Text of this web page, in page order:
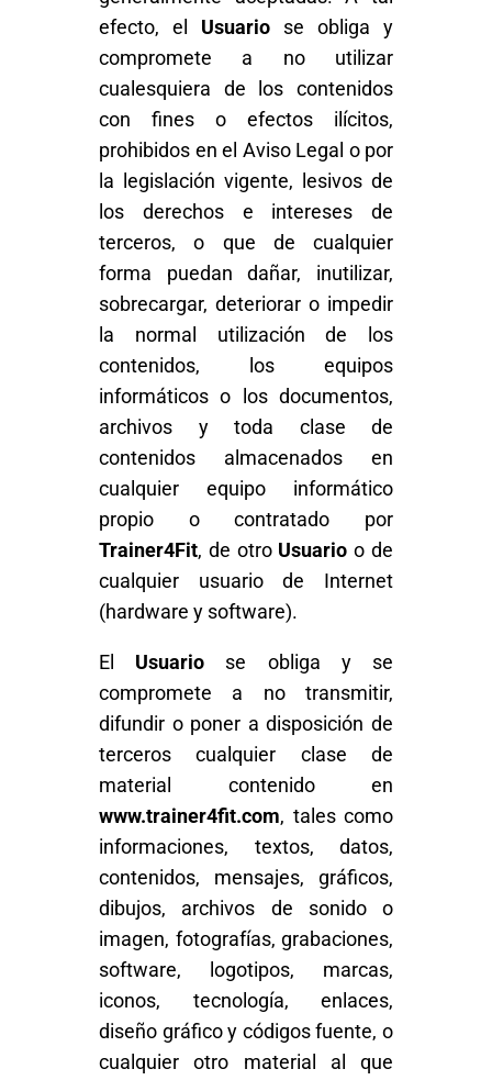
efecto, el Usuario se obliga y
compromete a no utilizar
cualesquiera de los contenidos
con fines o efectos ilícitos,
prohibidos en el Aviso Legal o por
la legislación vigente, lesivos de
los derechos e intereses de
terceros, o que de cualquier
forma puedan dañar, inutilizar,
sobrecargar, deteriorar o impedir
la normal utilización de los
contenidos, los equipos
informáticos o los documentos,
archivos y toda clase de
contenidos almacenados en
cualquier equipo informático
propio o contratado por
Trainer4Fit, de otro Usuario o de
cualquier usuario de Internet
(hardware y software).
El Usuario se obliga y se
compromete a no transmitir,
difundir o poner a disposición de
terceros cualquier clase de
material contenido en
www.trainer4fit.com, tales como
informaciones, textos, datos,
contenidos, mensajes, gráficos,
dibujos, archivos de sonido o
imagen, fotografías, grabaciones,
software, logotipos, marcas,
iconos, tecnología, enlaces,
diseño gráfico y códigos fuente, o
cualquier otro material al que